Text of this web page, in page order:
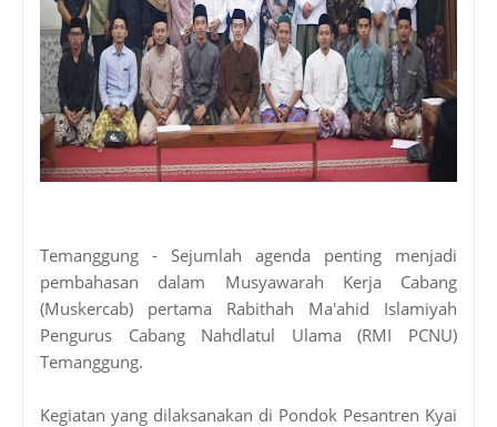
Temanggung - Sejumlah agenda penting menjadi
pembahasan dalam Musyawarah Kerja Cabang
(Muskercab) pertama Rabithah Ma'ahid Islamiyah
Pengurus Cabang Nahdlatul Ulama (RMI PCNU)
Temanggung.
Kegiatan yang dilaksanakan di Pondok Pesantren Kyai